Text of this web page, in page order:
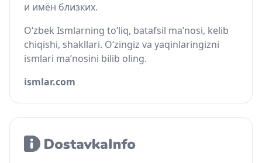
и имён близких.
O‘zbek Ismlarning to‘liq, batafsil ma’nosi, kelib
chiqishi, shakllari. O‘zingiz va yaqinlaringizni
ismlari ma’nosini bilib oling.
ismlar.com